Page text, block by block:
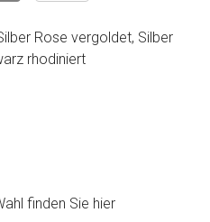
Rose vergoldet, Silber
rhodiniert
finden Sie hier